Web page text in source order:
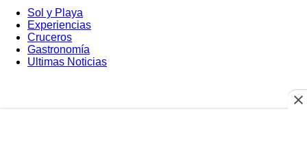
Sol y Playa
Experiencias
Cruceros
Gastronomía
Ultimas Noticias